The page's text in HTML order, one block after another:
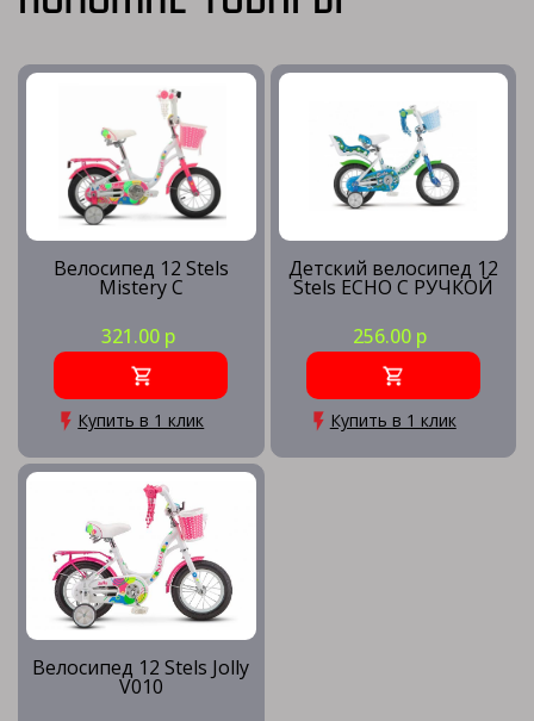
Велосипед 12 Stels
Mistery C
321.00 р
Купить в 1 клик
Детский велосипед 12
Stels ECHO С РУЧКОЙ
256.00 р
Купить в 1 клик
Велосипед 12 Stels Jolly
V010